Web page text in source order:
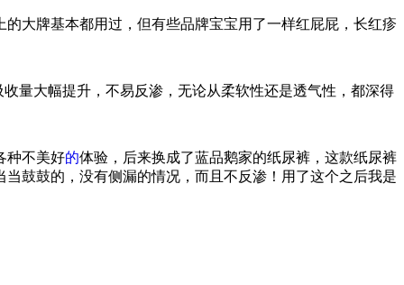
大牌基本都用过，但有些品牌宝宝用了一样红屁屁，长红疹
量大幅提升，不易反渗，无论从柔软性还是透气性 ，都深得
种不美好的体验，后来换成了蓝品鹅家的纸尿裤，这款纸尿裤
鼓鼓的，没有侧漏的情况，而且不反渗！用了这个之后我是